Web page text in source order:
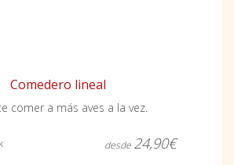
Comedero lineal
comer a más aves a la vez.
desde 24,90€